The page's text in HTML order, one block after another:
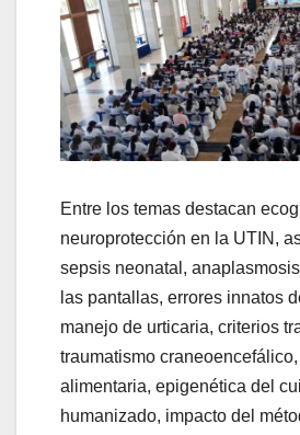
Entre los temas destacan
neuroprotección en la UTIN,
sepsis neonatal,
las pantallas, errores innatos
manejo de urticaria, criterios
traumatismo
alimentaria, epigenética del
humanizado, impacto del